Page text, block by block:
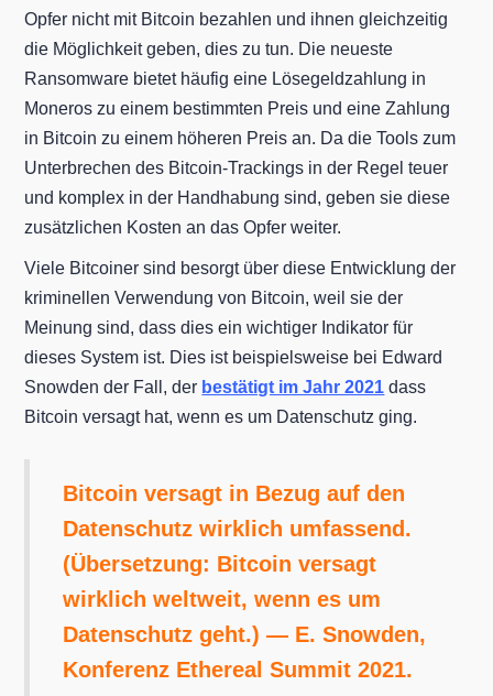
Opfer nicht mit Bitcoin bezahlen und ihnen gleichzeitig
die Möglichkeit geben, dies zu tun. Die neueste
Ransomware bietet häufig eine Lösegeldzahlung in
Moneros zu einem bestimmten Preis und eine Zahlung
in Bitcoin zu einem höheren Preis an. Da die Tools zum
Unterbrechen des Bitcoin-Trackings in der Regel teuer
und komplex in der Handhabung sind, geben sie diese
zusätzlichen Kosten an das Opfer weiter.
Viele Bitcoiner sind besorgt über diese Entwicklung der
kriminellen Verwendung von Bitcoin, weil sie der
Meinung sind, dass dies ein wichtiger Indikator für
dieses System ist. Dies ist beispielsweise bei Edward
Snowden der Fall, der bestätigt im Jahr 2021 dass
Bitcoin versagt hat, wenn es um Datenschutz ging.
Bitcoin versagt in Bezug auf den
Datenschutz wirklich umfassend.
(Übersetzung: Bitcoin versagt
wirklich weltweit, wenn es um
Datenschutz geht.) — E. Snowden,
Konferenz Ethereal Summit 2021.